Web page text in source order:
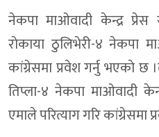
नेकपा माओवादी केन्द्र प्रेस
राेकाया ठुलिभेरी-४ नेकपा
कांग्रेसमा प्रवेश गर्नु भएकाे छ
तिप्ला-४ नेकपा माओवादी
एमाले परित्याग गरि कांग्रेसमा